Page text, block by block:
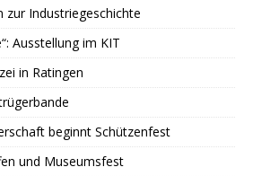
zur Industriegeschichte
Ausstellung im KIT
in Ratingen
beginnt Schützenfest
und Museumsfest